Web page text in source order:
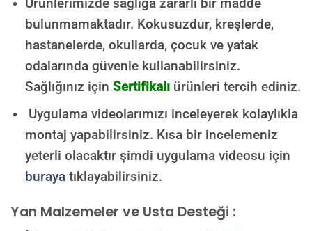
bulunmamaktadır. Kokusuzdur, kreşlerde,
hastanelerde, okullarda, çocuk ve yatak
odalarında güvenle kullanabilirsiniz.
Sağlığınız için Sertifikalıürünleri tercih ediniz.
Uygulama videolarımızı inceleyerek kolaylıkla
montaj yapabilirsiniz. Kısa bir incelemeniz
yeterli olacaktır şimdi uygulama videosu için
burayatıklayabilirsiniz.
Yan Malzemeler ve Usta Desteği :